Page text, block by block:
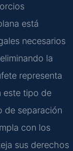
está
necesarios
la
representa
este tipo de
de separación
con los
sus derechos